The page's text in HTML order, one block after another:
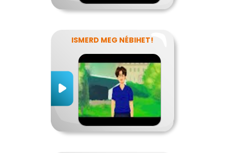
ISMERD MEG NÉBIHET!